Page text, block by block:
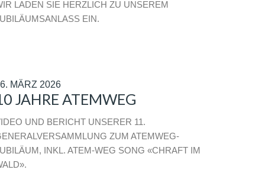
LADEN SIE HERZLICH ZU UNSEREM
EIN.
MÄRZ 2026
JAHRE ATEMWEG
UND BERICHT UNSERER 11.
ZUM ATEMWEG-
INKL. ATEM-WEG SONG «CHRAFT IM